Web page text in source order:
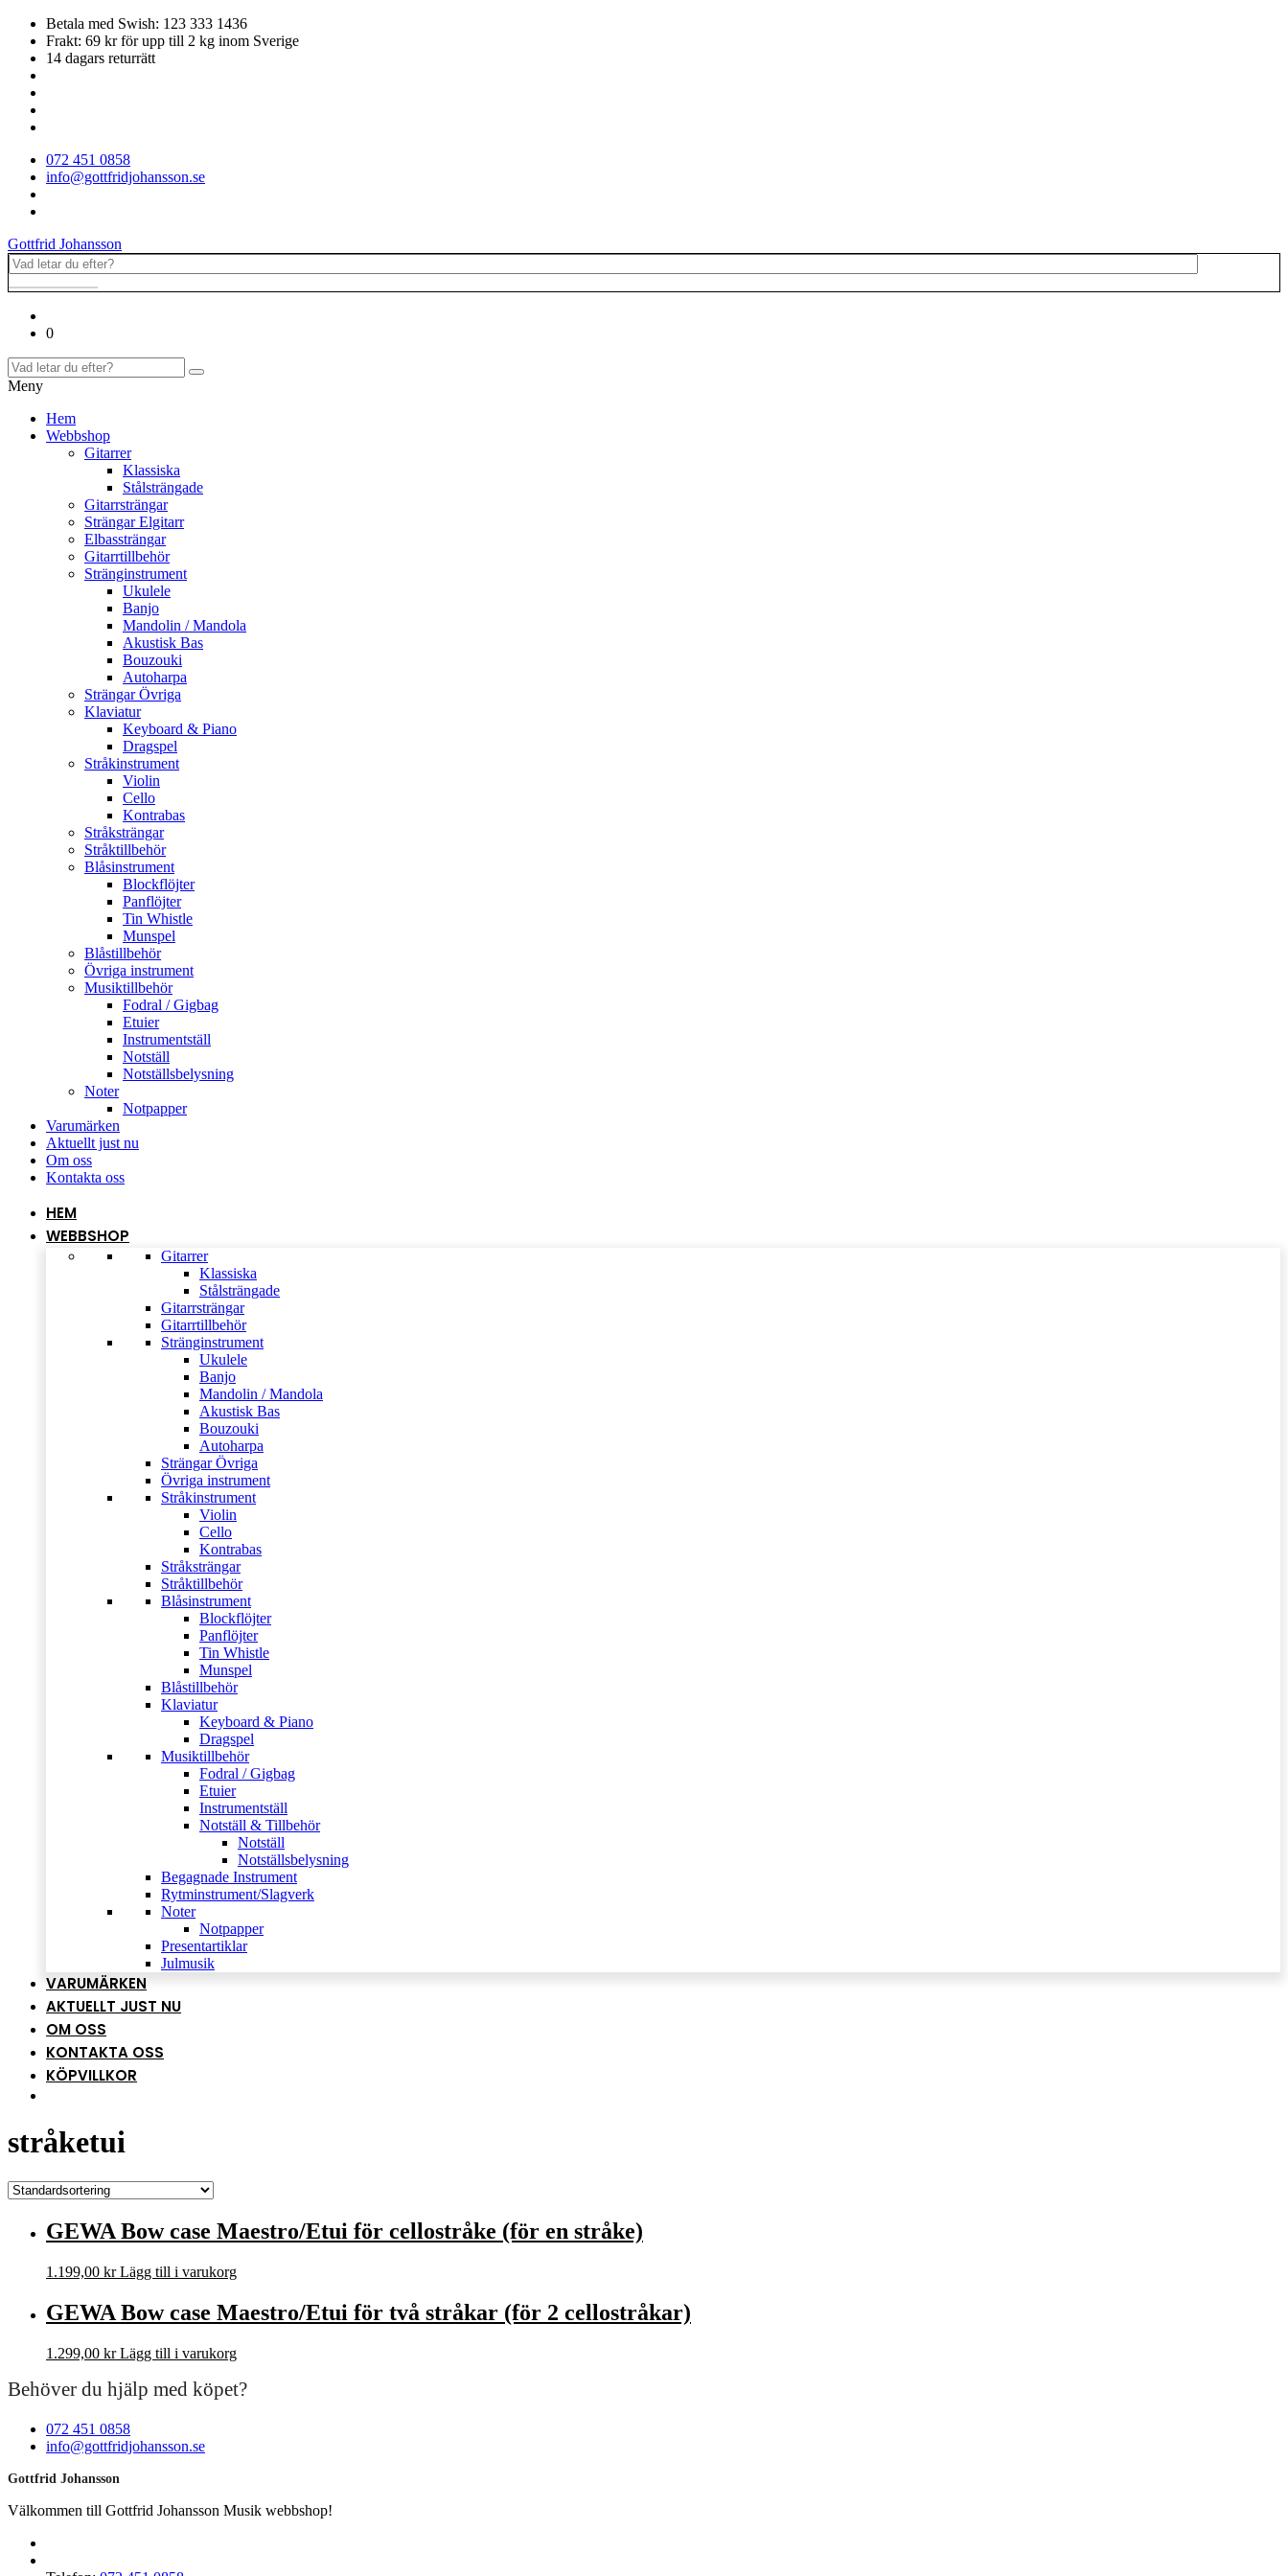
Betala med Swish: 123 333 1436
Frakt: 69 kr för upp till 2 kg inom Sverige
14 dagars returrätt
072 451 0858
info@gottfridjohansson.se
Gottfrid Johansson
0
Meny
Hem
Webbshop
Gitarrer
Klassiska
Stålsträngade
Gitarrsträngar
Strängar Elgitarr
Elbassträngar
Gitarrtillbehör
Stränginstrument
Ukulele
Banjo
Mandolin / Mandola
Akustisk Bas
Bouzouki
Autoharpa
Strängar Övriga
Klaviatur
Keyboard & Piano
Dragspel
Stråkinstrument
Violin
Cello
Kontrabas
Stråksträngar
Stråktillbehör
Blåsinstrument
Blockflöjter
Panflöjter
Tin Whistle
Munspel
Blåstillbehör
Övriga instrument
Musiktillbehör
Fodral / Gigbag
Etuier
Instrumentställ
Notställ
Notställsbelysning
Noter
Notpapper
Varumärken
Aktuellt just nu
Om oss
Kontakta oss
HEM
WEBBSHOP
Gitarrer
Klassiska
Stålsträngade
Gitarrsträngar
Gitarrtillbehör
Stränginstrument
Ukulele
Banjo
Mandolin / Mandola
Akustisk Bas
Bouzouki
Autoharpa
Strängar Övriga
Övriga instrument
Stråkinstrument
Violin
Cello
Kontrabas
Stråksträngar
Stråktillbehör
Blåsinstrument
Blockflöjter
Panflöjter
Tin Whistle
Munspel
Blåstillbehör
Klaviatur
Keyboard & Piano
Dragspel
Musiktillbehör
Fodral / Gigbag
Etuier
Instrumentställ
Notställ & Tillbehör
Notställ
Notställsbelysning
Begagnade Instrument
Rytminstrument/Slagverk
Noter
Notpapper
Presentartiklar
Julmusik
VARUMÄRKEN
AKTUELLT JUST NU
OM OSS
KONTAKTA OSS
KÖPVILLKOR
stråketui
GEWA Bow case Maestro/Etui för cellostråke (för en stråke)
1.199,00 kr Lägg till i varukorg
GEWA Bow case Maestro/Etui för två stråkar (för 2 cellostråkar)
1.299,00 kr Lägg till i varukorg
Behöver du hjälp med köpet?
072 451 0858
info@gottfridjohansson.se
Gottfrid Johansson
Välkommen till Gottfrid Johansson Musik webbshop!